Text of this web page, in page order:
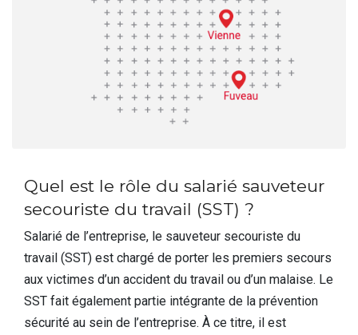
Quel est le rôle du salarié sauveteur
secouriste du travail (SST) ?
Salarié de l’entreprise, le sauveteur secouriste du
travail (SST) est chargé de porter les premiers secours
aux victimes d’un accident du travail ou d’un malaise. Le
SST fait également partie intégrante de la prévention
sécurité au sein de l’entreprise. À ce titre, il est